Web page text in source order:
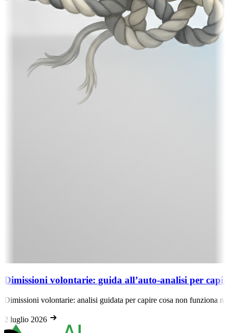
Dimissioni volontarie: guida all’auto-analisi per
Dimissioni volontarie: analisi guidata per capire cosa non funziona
2 luglio 2026